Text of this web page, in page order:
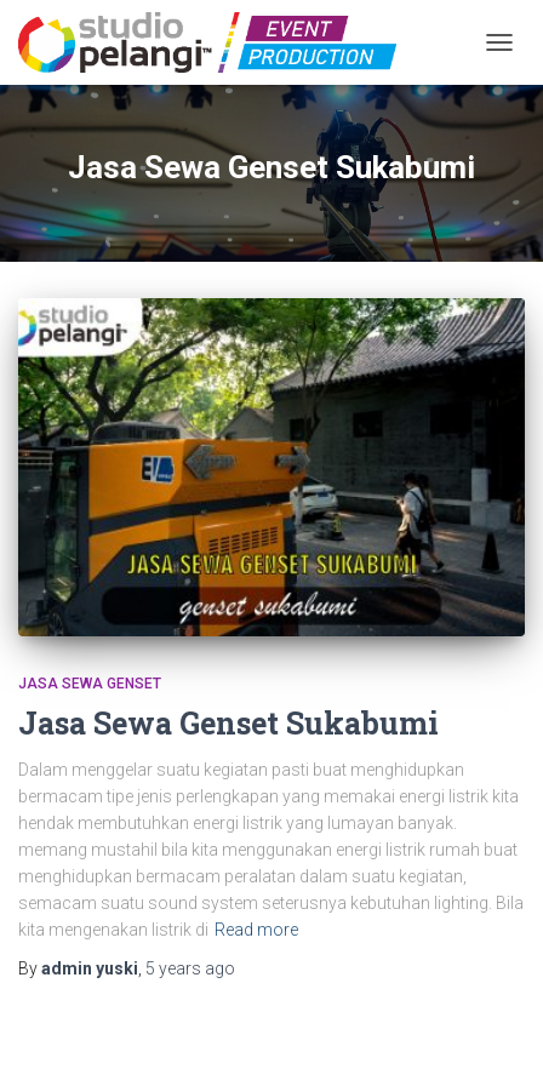
Jasa Sewa Genset Sukabumi
JASA SEWA GENSET
Jasa Sewa Genset Sukabumi
Dalam menggelar suatu kegiatan pasti buat menghidupkan
bermacam tipe jenis perlengkapan yang memakai energi listrik kita
hendak membutuhkan energi listrik yang lumayan banyak.
memang mustahil bila kita menggunakan energi listrik rumah buat
menghidupkan bermacam peralatan dalam suatu kegiatan,
semacam suatu sound system seterusnya kebutuhan lighting. Bila
kita mengenakan listrik di Read more
Byadmin yuski 5 years ago